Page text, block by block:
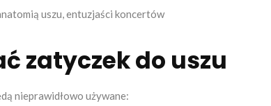
uszu, entuzjaści koncertów
zatyczek do uszu
nieprawidłowo używane: